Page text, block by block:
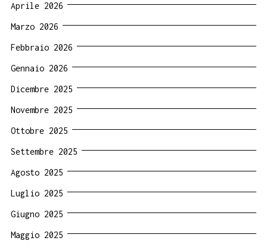
Aprile 2026
Marzo 2026
Febbraio 2026
Gennaio 2026
Dicembre 2025
Novembre 2025
Ottobre 2025
Settembre 2025
Agosto 2025
Luglio 2025
Giugno 2025
Maggio 2025